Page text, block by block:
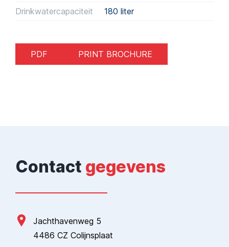
Drinkwatercapaciteit
180 liter
PDF PRINT BROCHURE
Contact gegevens
Jachthavenweg 5
4486 CZ Colijnsplaat